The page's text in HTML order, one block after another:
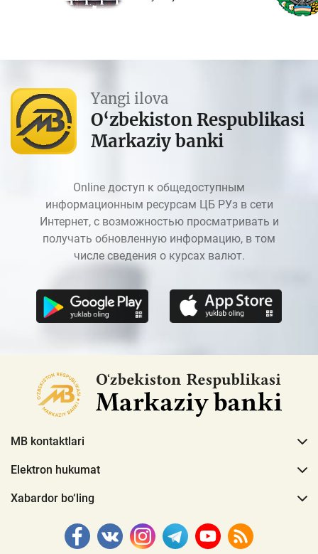
Yangi ilova
O‘zbekiston Respublikasi
Markaziy banki
Online доступ к общедоступным
информационным ресурсам ЦБ РУз в сети
Интернет, с возможностью просматривать и
получать обновленную информацию, в том
числе сведения о курсах валют.
MB kontaktlari
Elektron hukumat
Xabardor bo‘ling